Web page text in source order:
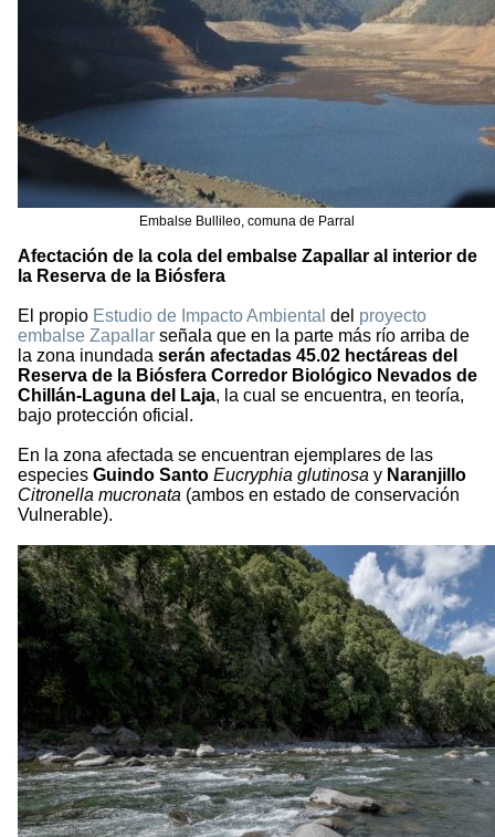
Embalse Bullileo, comuna de Parral
Afectación de la cola del embalse Zapallar al interior de
la Reserva de la Biósfera
El propio Estudio de Impacto Ambiental del proyecto
embalse Zapallar señala que en la parte más río arriba de
la zona inundada serán afectadas 45.02 hectáreas del
Reserva de la Biósfera Corredor Biológico Nevados de
Chillán-Laguna del Laja, la cual se encuentra, en teoría,
bajo protección oficial.
En la zona afectada se encuentran ejemplares de las
especies Guindo Santo Eucryphia glutinosa y Naranjillo
Citronella mucronata (ambos en estado de conservación
Vulnerable).